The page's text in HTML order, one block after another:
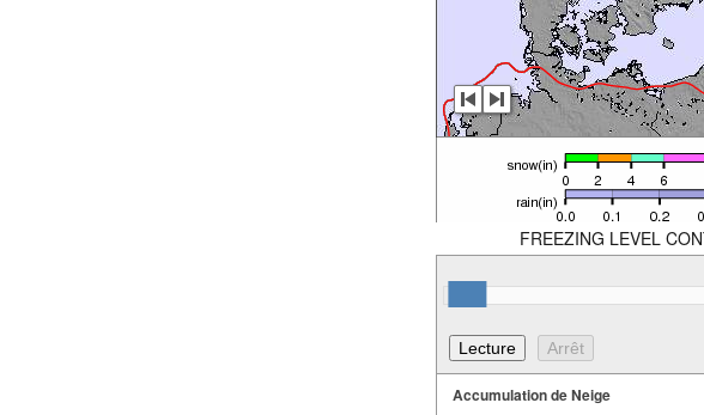
FREEZING LEVEL
Accumulation de Neige